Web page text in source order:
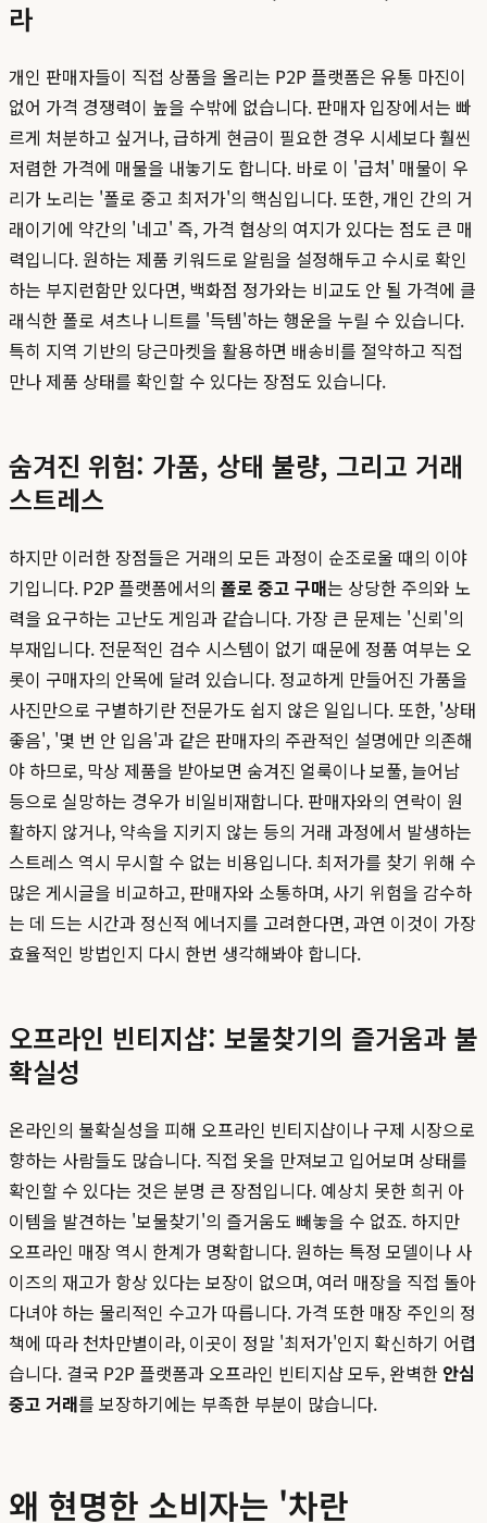
라
개인 판매자들이 직접 상품을 올리는 P2P 플랫폼은 유통 마진이
없어 가격 경쟁력이 높을 수밖에 없습니다. 판매자 입장에서는 빠
르게 처분하고 싶거나, 급하게 현금이 필요한 경우 시세보다 훨씬
저렴한 가격에 매물을 내놓기도 합니다. 바로 이 '급처' 매물이 우
리가 노리는 '폴로 중고 최저가'의 핵심입니다. 또한, 개인 간의 거
래이기에 약간의 '네고' 즉, 가격 협상의 여지가 있다는 점도 큰 매
력입니다. 원하는 제품 키워드로 알림을 설정해두고 수시로 확인
하는 부지런함만 있다면, 백화점 정가와는 비교도 안 될 가격에 클
래식한 폴로 셔츠나 니트를 '득템'하는 행운을 누릴 수 있습니다.
특히 지역 기반의 당근마켓을 활용하면 배송비를 절약하고 직접
만나 제품 상태를 확인할 수 있다는 장점도 있습니다.
숨겨진 위험: 가품, 상태 불량, 그리고 거래
스트레스
하지만 이러한 장점들은 거래의 모든 과정이 순조로울 때의 이야
기입니다. P2P 플랫폼에서의 폴로 중고 구매는 상당한 주의와 노
력을 요구하는 고난도 게임과 같습니다. 가장 큰 문제는 '신뢰'의
부재입니다. 전문적인 검수 시스템이 없기 때문에 정품 여부는 오
롯이 구매자의 안목에 달려 있습니다. 정교하게 만들어진 가품을
사진만으로 구별하기란 전문가도 쉽지 않은 일입니다. 또한, '상태
좋음', '몇 번 안 입음'과 같은 판매자의 주관적인 설명에만 의존해
야 하므로, 막상 제품을 받아보면 숨겨진 얼룩이나 보풀, 늘어남
등으로 실망하는 경우가 비일비재합니다. 판매자와의 연락이 원
활하지 않거나, 약속을 지키지 않는 등의 거래 과정에서 발생하는
스트레스 역시 무시할 수 없는 비용입니다. 최저가를 찾기 위해 수
많은 게시글을 비교하고, 판매자와 소통하며, 사기 위험을 감수하
는 데 드는 시간과 정신적 에너지를 고려한다면, 과연 이것이 가장
효율적인 방법인지 다시 한번 생각해봐야 합니다.
오프라인 빈티지샵: 보물찾기의 즐거움과 불
확실성
온라인의 불확실성을 피해 오프라인 빈티지샵이나 구제 시장으로
향하는 사람들도 많습니다. 직접 옷을 만져보고 입어보며 상태를
확인할 수 있다는 것은 분명 큰 장점입니다. 예상치 못한 희귀 아
이템을 발견하는 '보물찾기'의 즐거움도 빼놓을 수 없죠. 하지만
오프라인 매장 역시 한계가 명확합니다. 원하는 특정 모델이나 사
이즈의 재고가 항상 있다는 보장이 없으며, 여러 매장을 직접 돌아
다녀야 하는 물리적인 수고가 따릅니다. 가격 또한 매장 주인의 정
책에 따라 천차만별이라, 이곳이 정말 '최저가'인지 확신하기 어렵
습니다. 결국 P2P 플랫폼과 오프라인 빈티지샵 모두, 완벽한 안심
중고 거래를 보장하기에는 부족한 부분이 많습니다.
왜 현명한 소비자는 '차란